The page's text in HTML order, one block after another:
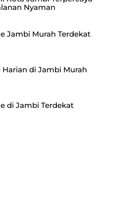
Nyaman
Jambi Murah Terdekat
Harian di Jambi Murah
di Jambi Terdekat